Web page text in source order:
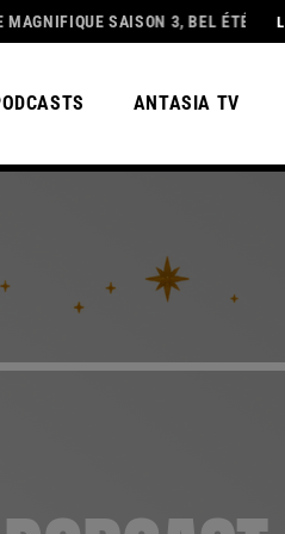
SAISON 3, BEL ÉTÉ À TOUS !
ANTASIA TV